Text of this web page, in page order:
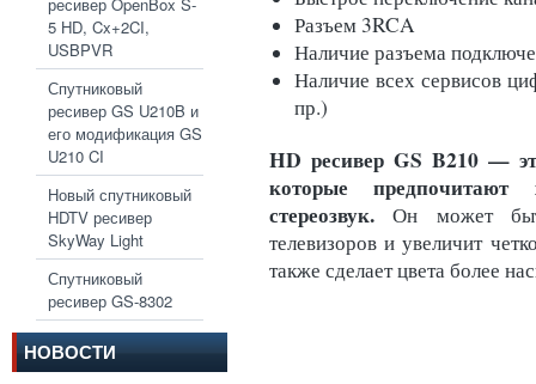
5 HD, Cx+2CI,
USBPVR
Спутниковый
ресивер GS U210B и
его модификация GS
U210 CI
Новый спутниковый
HDTV ресивер
SkyWay Light
Спутниковый
ресивер GS-8302
НОВОСТИ
Разъем 3RCA
Наличие разъема
Наличие всех сервисов
пр.)
HD ресивер GS B210 —
которые
стереозвук.Он может
телевизоров и увеличит
также сделает цвета более